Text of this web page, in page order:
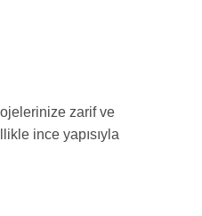
zarif ve
ince yapısıyla